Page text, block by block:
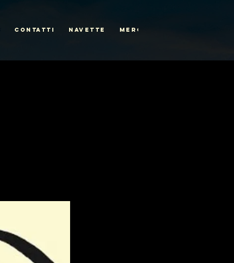
CONTATTI NAVETTE MERCH